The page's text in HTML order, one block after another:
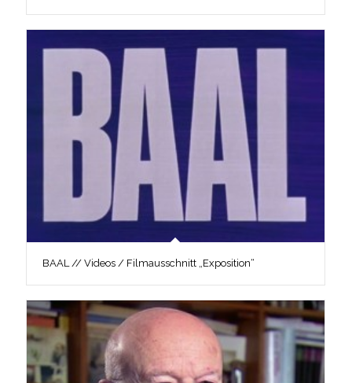
BAAL // Videos / Filmausschnitt „Exposition“